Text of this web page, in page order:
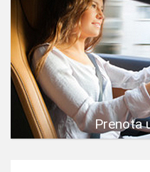
Prenota